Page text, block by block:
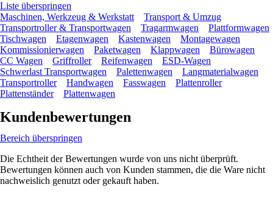
Liste überspringen
Maschinen, Werkzeug & Werkstatt
Transport & Umzug
Transportroller & Transportwagen
Tragarmwagen
Plattformwagen
Tischwagen
Etagenwagen Kastenwagen
Montagewagen
Kommissionierwagen
Paketwagen Klappwagen
Bürowagen
CC Wagen
Griffroller Reifenwagen
ESD-Wagen
Schwerlast Transportwagen
Palettenwagen
Langmaterialwagen
Transportroller
Handwagen Fasswagen
Plattenroller
Plattenständer
Plattenwagen
Kundenbewertungen
Bereich überspringen
Die Echtheit der Bewertungen wurde von uns nicht überprüft.
Bewertungen können auch von Kunden stammen, die die Ware nicht
nachweislich genutzt oder gekauft haben.